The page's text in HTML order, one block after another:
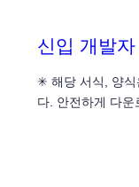
신입 개발
✳ 해당 서식, 양식
다. 안전하게 다